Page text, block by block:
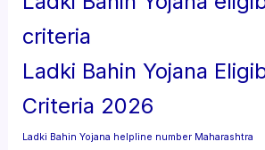
criteria
Ladki Bahin Yojana
Criteria 2026
Ladki Bahin Yojana helpline number Maharashtra